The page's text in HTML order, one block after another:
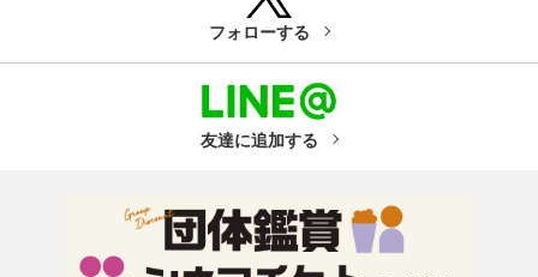
フォローする
友達に追加する